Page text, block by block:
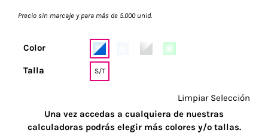
Precio sin marcaje y para más de 5.000 unid.
Color
Talla S/T
Limpiar Selección
Una vez accedas a cualquiera de nuestras
calculadoras podrás elegir más colores y/o tallas.